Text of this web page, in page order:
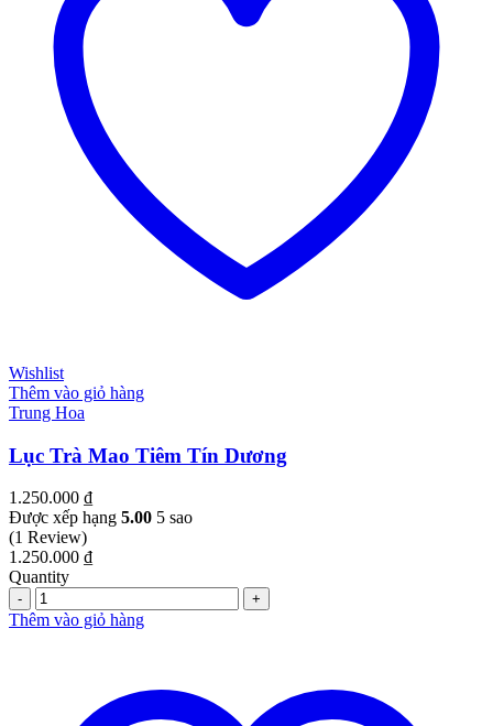
Wishlist
Thêm vào giỏ hàng
Trung Hoa
Lục Trà Mao Tiêm Tín Dương
1.250.000 ₫
Được xếp hạng 5.00 5 sao
(1 Review)
1.250.000 ₫
Quantity
Quantity
Thêm vào giỏ hàng